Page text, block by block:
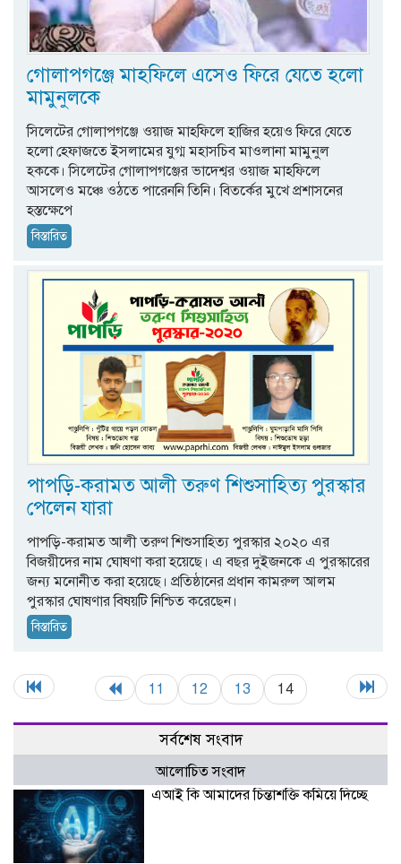
গোলাপগঞ্জে মাহফিলে এসেও ফিরে যেতে হলো
মামুনুলকে
সিলেটের গোলাপগঞ্জে ওয়াজ মাহফিলে হাজির হয়েও ফিরে যেতে
হলো হেফাজতে ইসলামের যুগ্ম মহাসচিব মাওলানা মামুনুল
হককে। সিলেটের গোলাপগঞ্জের ভাদেশ্বর ওয়াজ মাহফিলে
আসলেও মঞ্চে ওঠতে পারেননি তিনি। বিতর্কের মুখে প্রশাসনের
হস্তক্ষেপে
বিস্তারিত
পাপড়ি-করামত আলী তরুণ শিশুসাহিত্য পুরস্কার
পেলেন যারা
পাপড়ি-করামত আলী তরুণ শিশুসাহিত্য পুরস্কার ২০২০ এর
বিজয়ীদের নাম ঘোষণা করা হয়েছে। এ বছর দুইজনকে এ পুরস্কারের
জন্য মনোনীত করা হয়েছে। প্রতিষ্ঠানের প্রধান কামরুল আলম
পুরস্কার ঘোষণার বিষয়টি নিশ্চিত করেছেন।
বিস্তারিত
11 12 13 14
সর্বশেষ সংবাদ
আলোচিত সংবাদ
এআই কি আমাদের চিন্তাশক্তি কমিয়ে দিচ্ছে